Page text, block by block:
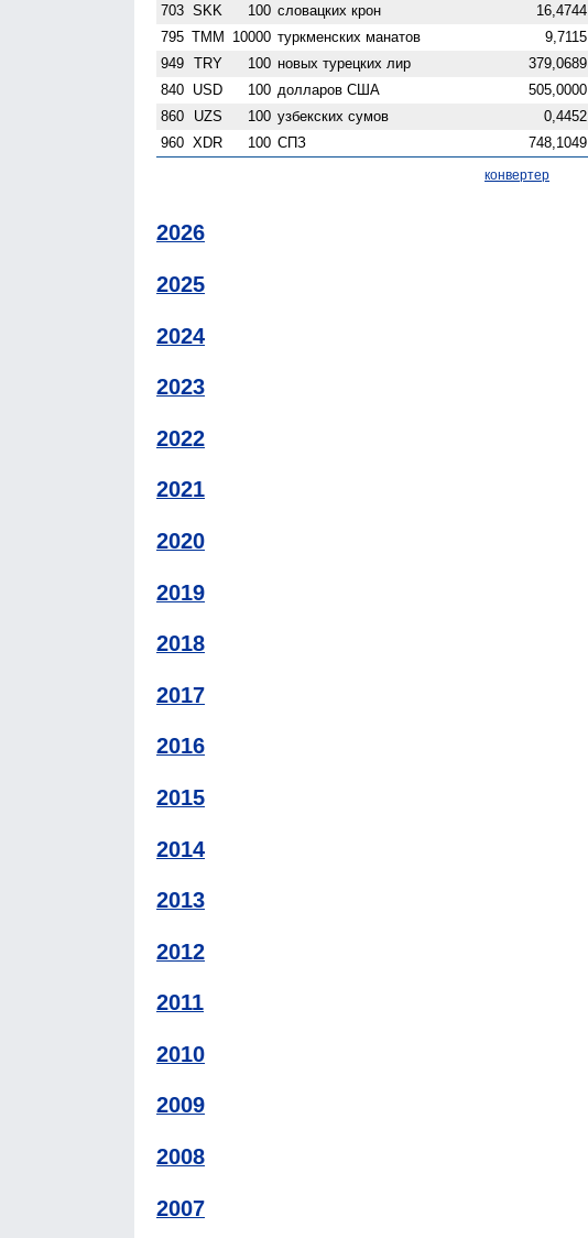
703 SKK 100 словацких крон 16,4744
795 TMM 10000 туркменских манатов 9,7115
949 TRY 100 новых турецких лир 379,0689
840 USD 100 долларов США 505,0000
860 UZS 100 узбекских сумов 0,4452
960 XDR 100 СПЗ 748,1049
конвертер
2026
2025
2024
2023
2022
2021
2020
2019
2018
2017
2016
2015
2014
2013
2012
2011
2010
2009
2008
2007